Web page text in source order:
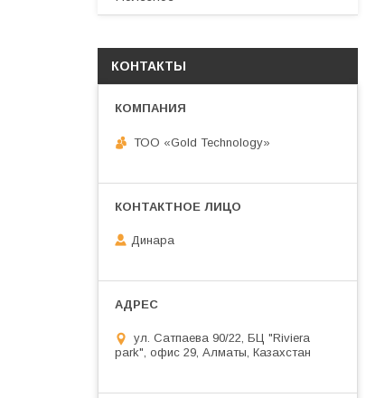
КОНТАКТЫ
ТОО «Gold Technology»
Динара
ул. Сатпаева 90/22, БЦ "Riviera
park", офис 29, Алматы, Казахстан